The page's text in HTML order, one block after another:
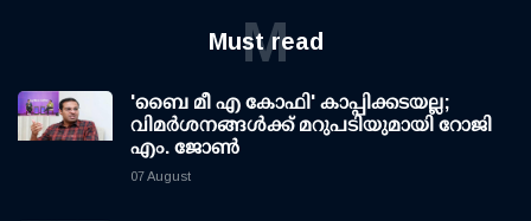
Must read
M
'ബൈ മീ എ കോഫി' കാപ്പിക്കടയല്ല;
വിമര്‍ശനങ്ങള്‍ക്ക് മറുപടിയുമായി റോജി
എം. ജോണ്‍
07 August